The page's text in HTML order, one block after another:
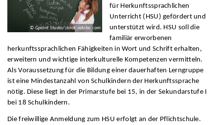
© Gpoint Studio/stock.adobe.com
für Herkunftssprachlichen
Unterricht (HSU) gefördert und
unterstützt wird. HSU soll die
familiär erworbenen
herkunftssprachlichen Fähigkeiten in Wort und Schrift erhalten,
erweitern und wichtige interkulturelle Kompetenzen vermitteln.
Als Voraussetzung für die Bildung einer dauerhaften Lerngruppe
ist eine Mindestanzahl von Schulkindern der Herkunftssprache
nötig. Diese liegt in der Primarstufe bei 15, in der Sekundarstufe I
bei 18 Schulkindern.
Die freiwillige Anmeldung zum HSU erfolgt an der Pflichtschule.